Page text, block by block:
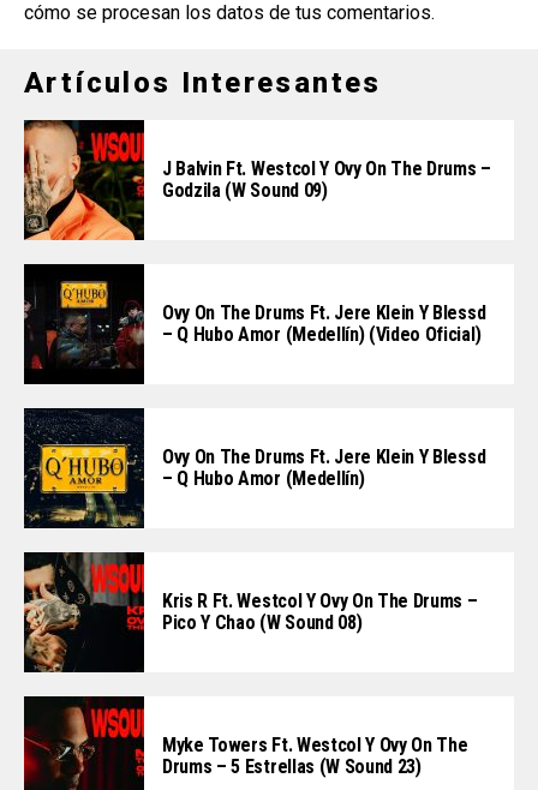
cómo se procesan los datos de tus comentarios.
Artículos Interesantes
J Balvin Ft. Westcol Y Ovy On The Drums –
Godzila (W Sound 09)
Ovy On The Drums Ft. Jere Klein Y Blessd
– Q Hubo Amor (Medellín) (Video Oficial)
Ovy On The Drums Ft. Jere Klein Y Blessd
– Q Hubo Amor (Medellín)
Kris R Ft. Westcol Y Ovy On The Drums –
Pico Y Chao (W Sound 08)
Myke Towers Ft. Westcol Y Ovy On The
Drums – 5 Estrellas (W Sound 23)